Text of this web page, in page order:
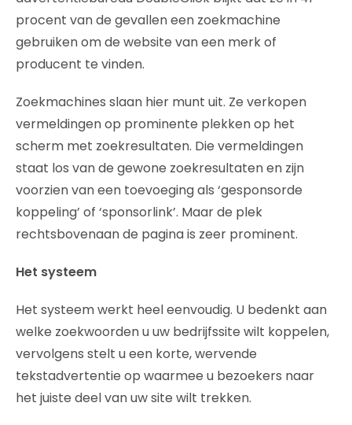
procent van de gevallen een zoekmachine
gebruiken om de website van een merk of
producent te vinden.
Zoekmachines slaan hier munt uit. Ze verkopen
vermeldingen op prominente plekken op het
scherm met zoekresultaten. Die vermeldingen
staat los van de gewone zoekresultaten en zijn
voorzien van een toevoeging als ‘gesponsorde
koppeling’ of ‘sponsorlink’. Maar de plek
rechtsbovenaan de pagina is zeer prominent.
Het systeem
Het systeem werkt heel eenvoudig. U bedenkt aan
welke zoekwoorden u uw bedrijfssite wilt koppelen,
vervolgens stelt u een korte, wervende
tekstadvertentie op waarmee u bezoekers naar
het juiste deel van uw site wilt trekken.